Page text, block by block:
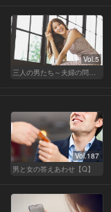
Vol.5
三人の男たち～夫婦の問題～
Vol.187
男と女の答えあわせ【Q】